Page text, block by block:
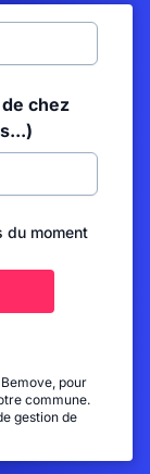
chez
du moment
pour
commune.
gestion de